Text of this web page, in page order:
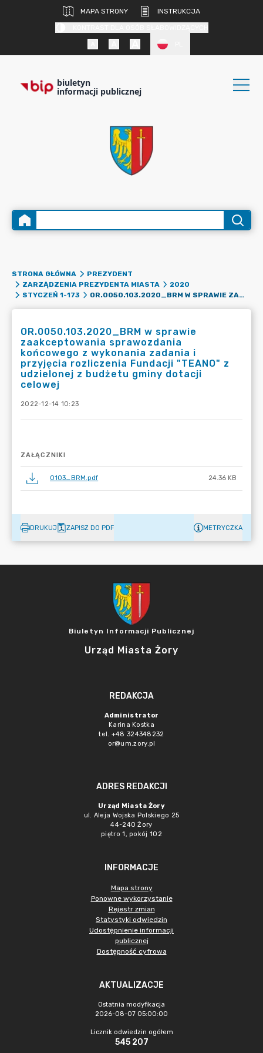
MAPA STRONY
INSTRUKCJA
biuletyn
informacji publicznej
STRONA GŁÓWNA
PREZYDENT
ZARZĄDZENIA PREZYDENTA MIASTA
2020
STYCZEŃ 1-173
OR.0050.103.2020_BRM W SPRAWIE ZAAKCEPTOWANIA SPRAWOZDANIA KOŃCOWEGO Z WYKONANIA ZADANIA I PRZYJĘCIA ROZLICZENIA FUNDACJI "TEANO" Z UDZIELONEJ Z BUDŻETU GMINY DOTACJI CELOWEJ
OR.0050.103.2020_BRM w sprawie
zaakceptowania sprawozdania
końcowego z wykonania zadania i
przyjęcia rozliczenia Fundacji "TEANO" z
udzielonej z budżetu gminy dotacji
celowej
2022-12-14 10:23
ZAŁĄCZNIKI
0103_BRM.pdf 24.36 KB
DRUKUJ ZAPISZ DO PDF METRYCZKA
Biuletyn Informacji Publicznej
Urząd Miasta Żory
REDAKCJA
Administrator
Karina Kostka
tel. +48 324348232
or@um.zory.pl
ADRES REDAKCJI
Urząd Miasta Żory
ul. Aleja Wojska Polskiego 25
44-240 Żory
piętro 1, pokój 102
INFORMACJE
Mapa strony
Ponowne wykorzystanie
Rejestr zmian
Statystyki odwiedzin
Udostępnienie informacji
publicznej
Dostępność cyfrowa
AKTUALIZACJE
Ostatnia modyfikacja
2026-08-07 05:00:00
Licznik odwiedzin ogółem
545 207